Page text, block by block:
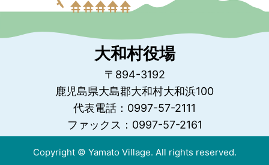
大和村役場
〒894-3192
鹿児島県大島郡大和村大和浜100
代表電話：0997-57-2111
ファックス：0997-57-2161
Copyright © Yamato Village. All rights reserved.